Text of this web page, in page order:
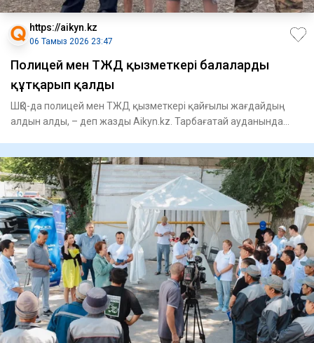
https://aikyn.kz
06 Тамыз 2026 23:47
Полицей мен ТЖД қызметкері балаларды
құтқарып қалды
ШҚО-да полицей мен ТЖД қызметкері қайғылы жағдайдың
алдын алды, – деп жазды Aikyn.kz. Тарбағатай ауданында